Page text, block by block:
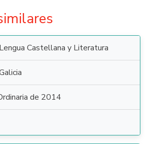
Lengua Castellana y Literatura
de 2014